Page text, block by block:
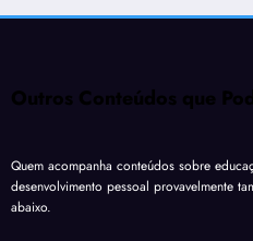
Outros Conteúdos que
Quem acompanha conteúdos sobre
desenvolvimento pessoal provavelmente
abaixo.